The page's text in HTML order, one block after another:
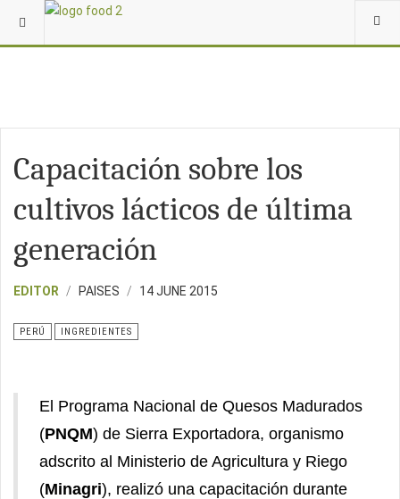
Capacitación sobre los
cultivos lácticos de última
generación
EDITOR PAISES 14 JUNE 2015
PERÚ INGREDIENTES
El Programa Nacional de Quesos Madurados
(PNQM) de Sierra Exportadora, organismo
adscrito al Ministerio de Agricultura y Riego
(Minagri), realizó una capacitación durante